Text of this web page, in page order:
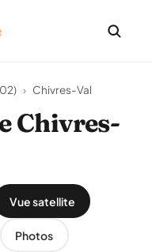
› Chivres-Val
Chivres-
Vue satellite
Photos